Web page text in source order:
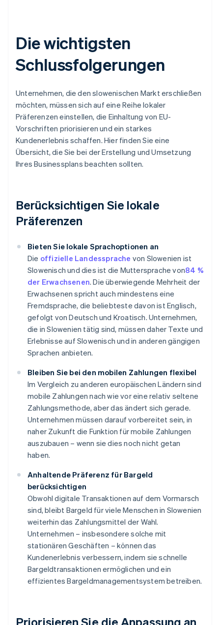
Die wichtigsten
Schlussfolgerungen
Unternehmen, die den slowenischen Markt erschließen
möchten, müssen sich auf eine Reihe lokaler
Präferenzen einstellen, die Einhaltung von EU-
Vorschriften priorisieren und ein starkes
Kundenerlebnis schaffen. Hier finden Sie eine
Übersicht, die Sie bei der Erstellung und Umsetzung
Ihres Businessplans beachten sollten.
Berücksichtigen Sie lokale
Präferenzen
Bieten Sie lokale Sprachoptionen an
Die offizielle Landessprache von Slowenien ist
Slowenisch und dies ist die Muttersprache von84 %
der Erwachsenen. Die überwiegende Mehrheit der
Erwachsenen spricht auch mindestens eine
Fremdsprache, die beliebteste davon ist Englisch,
gefolgt von Deutsch und Kroatisch. Unternehmen,
die in Slowenien tätig sind, müssen daher Texte und
Erlebnisse auf Slowenisch und in anderen gängigen
Sprachen anbieten.
Bleiben Sie bei den mobilen Zahlungen flexibel
Im Vergleich zu anderen europäischen Ländern sind
mobile Zahlungen nach wie vor eine relativ seltene
Zahlungsmethode, aber das ändert sich gerade.
Unternehmen müssen darauf vorbereitet sein, in
naher Zukunft die Funktion für mobile Zahlungen
auszubauen – wenn sie dies noch nicht getan
haben.
Anhaltende Präferenz für Bargeld
berücksichtigen
Obwohl digitale Transaktionen auf dem Vormarsch
sind, bleibt Bargeld für viele Menschen in Slowenien
weiterhin das Zahlungsmittel der Wahl.
Unternehmen – insbesondere solche mit
stationären Geschäften – können das
Kundenerlebnis verbessern, indem sie schnelle
Bargeldtransaktionen ermöglichen und ein
effizientes Bargeldmanagementsystem betreiben.